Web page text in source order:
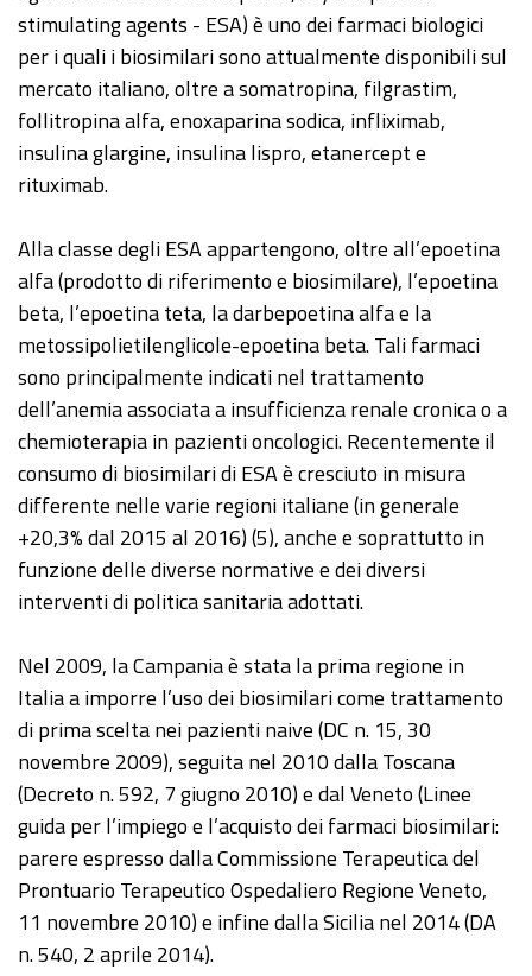
stimulating agents - ESA) è uno dei farmaci biologici
per i quali i biosimilari sono attualmente disponibili sul
mercato italiano, oltre a somatropina, filgrastim,
follitropina alfa, enoxaparina sodica, infliximab,
insulina glargine, insulina lispro, etanercept e
rituximab.
Alla classe degli ESA appartengono, oltre all’epoetina
alfa (prodotto di riferimento e biosimilare), l’epoetina
beta, l’epoetina teta, la darbepoetina alfa e la
metossipolietilenglicole-epoetina beta. Tali farmaci
sono principalmente indicati nel trattamento
dell’anemia associata a insufficienza renale cronica o a
chemioterapia in pazienti oncologici. Recentemente il
consumo di biosimilari di ESA è cresciuto in misura
differente nelle varie regioni italiane (in generale
+20,3% dal 2015 al 2016) (5), anche e soprattutto in
funzione delle diverse normative e dei diversi
interventi di politica sanitaria adottati.
Nel 2009, la Campania è stata la prima regione in
Italia a imporre l’uso dei biosimilari come trattamento
di prima scelta nei pazienti naive (DC n. 15, 30
novembre 2009), seguita nel 2010 dalla Toscana
(Decreto n. 592, 7 giugno 2010) e dal Veneto (Linee
guida per l’impiego e l’acquisto dei farmaci biosimilari:
parere espresso dalla Commissione Terapeutica del
Prontuario Terapeutico Ospedaliero Regione Veneto,
11 novembre 2010) e infine dalla Sicilia nel 2014 (DA
n. 540, 2 aprile 2014).